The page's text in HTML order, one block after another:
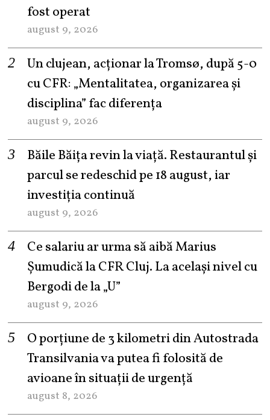
fost operat
august 9, 2026
Un clujean, acționar la Tromsø, după 5-0
cu CFR: „Mentalitatea, organizarea și
disciplina” fac diferența
august 9, 2026
Băile Băița revin la viață. Restaurantul și
parcul se redeschid pe 18 august, iar
investiția continuă
august 9, 2026
Ce salariu ar urma să aibă Marius
Șumudică la CFR Cluj. La același nivel cu
Bergodi de la „U”
august 9, 2026
O porțiune de 3 kilometri din Autostrada
Transilvania va putea fi folosită de
avioane în situații de urgență
august 8, 2026